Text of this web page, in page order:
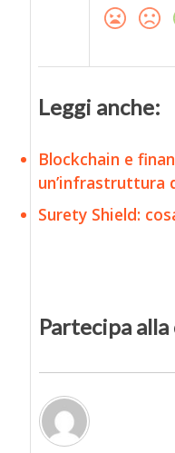
Leggi anche:
Blockchain e
un’infrastruttura
Surety Shield:
Partecipa